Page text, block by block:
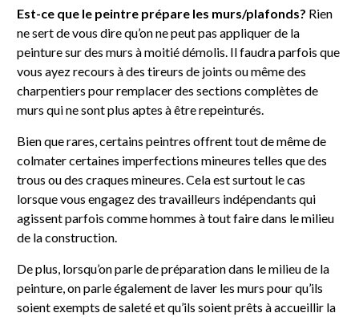
Est-ce que le peintre prépare les murs/plafonds? Rien
ne sert de vous dire qu’on ne peut pas appliquer de la
peinture sur des murs à moitié démolis. Il faudra parfois que
vous ayez recours à des tireurs de joints ou même des
charpentiers pour remplacer des sections complètes de
murs qui ne sont plus aptes à être repeinturés.
Bien que rares, certains peintres offrent tout de même de
colmater certaines imperfections mineures telles que des
trous ou des craques mineures. Cela est surtout le cas
lorsque vous engagez des travailleurs indépendants qui
agissent parfois comme hommes à tout faire dans le milieu
de la construction.
De plus, lorsqu’on parle de préparation dans le milieu de la
peinture, on parle également de laver les murs pour qu’ils
soient exempts de saleté et qu’ils soient prêts à accueillir la